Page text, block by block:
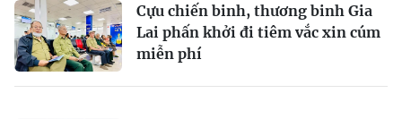
Cựu chiến binh, thương binh Gia
Lai phấn khởi đi tiêm vắc xin cúm
miễn phí